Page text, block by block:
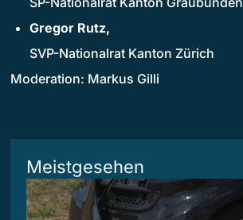
Gregor Rutz,
SVP-Nationalrat Kanton Zürich
Moderation: Markus Gilli
Meistgesehen